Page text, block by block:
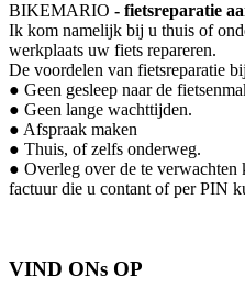
BIKEMARIO - fietsreparatie
Ik kom namelijk bij u thuis of
werkplaats uw fiets repareren.
De voordelen van fietsreparatie
● Geen gesleep naar de
● Geen lange wachttijden.
● Afspraak maken
● Thuis, of zelfs onderweg.
● Overleg over de te verwachten
factuur die u contant of per PIN
VIND ONs OP